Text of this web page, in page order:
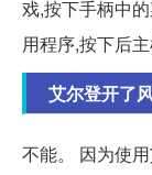
戏,按下手柄中
用程序,按下后
艾尔登开了
不能。 因为使